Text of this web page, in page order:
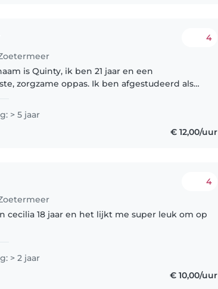
4
is Quinty, ik ben 21 jaar en een
oppas. Ik ben afgestudeerd als
> 5 jaar
€ 12,00/uur
4
cecilia 18 jaar en het lijkt me super leuk om op
> 2 jaar
€ 10,00/uur